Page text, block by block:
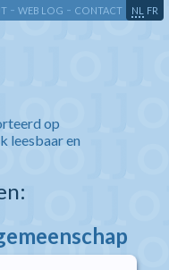
- WEB LOG - CONTACT NL FR
op
leesbaar en